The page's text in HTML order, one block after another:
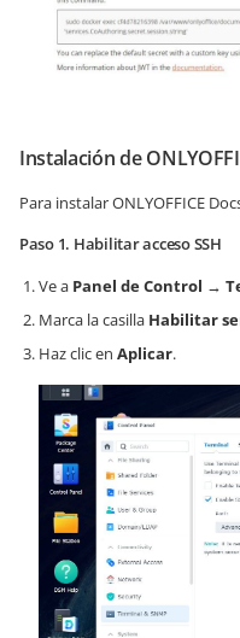
Instalación de
Para instalar ONLYOFFICE
Paso 1. Habilitar acceso SSH
Ve a Panel de Control →
Marca la casilla Habilitar
Haz clic en Aplicar.